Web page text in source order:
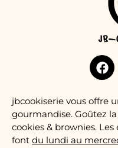
jbcookiserie vous offre
gourmandise. Goûtez
cookies & brownies.
font du lundi au